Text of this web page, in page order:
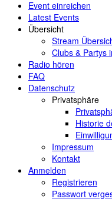
Event einreichen
Latest Events
Übersicht
Stream
Clubs & Partys
Radio hören
FAQ
Datenschutz
Privatsphäre
Historie
Impressum
Kontakt
Anmelden
Registrieren
Passwort